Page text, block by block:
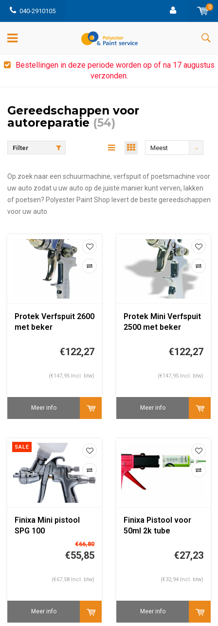
040-2910105
0
Bestellingen in deze periode worden op of na 17 augustus
verzonden.
Gereedschappen voor
autoreparatie (54)
Filter
Meest
Op zoek naar een schuurmachine, verfspuit of poetsmachine voor
uw auto zodat u uw auto op de juiste manier kunt verven, lakken
of poetsen? Polyester Paint Shop levert de beste gereedschappen
voor uw auto.
Protek Verfspuit 2600
met beker
€122,27
(€147,95 Incl. btw)
Meer info
Protek Mini Verfspuit
2500 met beker
€122,27
(€147,95 Incl. btw)
Meer info
SALE
Finixa Mini pistool
SPG 100
€66,80
€55,85
(€67,58 Incl. btw)
Meer info
Finixa Pistool voor
50ml 2k tube
€27,23
(€32,94 Incl. btw)
Meer info